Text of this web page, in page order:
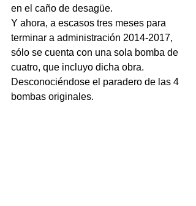
en el caño de desagüe.
Y ahora, a escasos tres meses para
terminar a administración 2014-2017,
sólo se cuenta con una sola bomba de
cuatro, que incluyo dicha obra.
Desconociéndose el paradero de las 4
bombas originales.